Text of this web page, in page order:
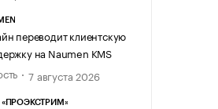
переводит клиентскую
на Naumen KMS
7 августа 2026